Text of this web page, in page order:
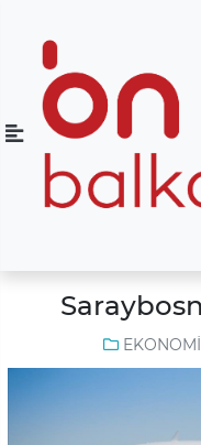
EKONOMİ